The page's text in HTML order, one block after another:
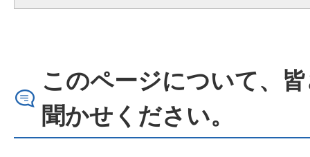
このページについて、
聞かせください。